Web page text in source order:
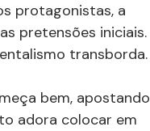
protagonistas, a
pretensões iniciais.
transborda.
bem, apostando
adora colocar em